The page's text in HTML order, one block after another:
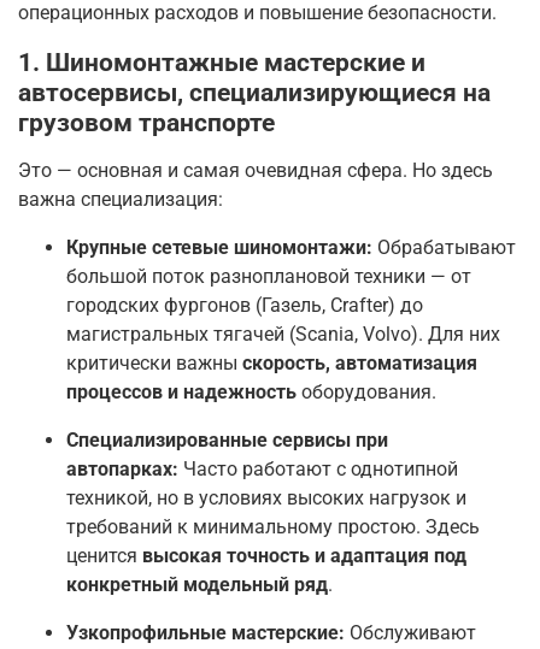
операционных расходов и повышение безопасности.
1. Шиномонтажные мастерские и
автосервисы, специализирующиеся на
грузовом транспорте
Это — основная и самая очевидная сфера. Но здесь
важна специализация:
Крупные сетевые шиномонтажи: Обрабатывают
большой поток разноплановой техники — от
городских фургонов (Газель, Crafter) до
магистральных тягачей (Scania, Volvo). Для них
критически важны скорость, автоматизация
процессов и надежность оборудования.
Специализированные сервисы при
автопарках: Часто работают с однотипной
техникой, но в условиях высоких нагрузок и
требований к минимальному простою. Здесь
ценится высокая точность и адаптация под
конкретный модельный ряд.
Узкопрофильные мастерские: Обслуживают